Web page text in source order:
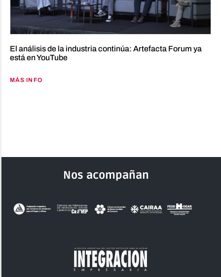
El análisis de la industria continúa: Artefacta Forum ya
está en YouTube
MÁS INFO
Nos acompañan